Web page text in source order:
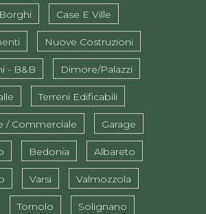
Case E Ville
Nuove Costruzioni
- B&B Dimore/Palazzi
Terreni Edificabili
/ Commerciale Garage
Bedonia Albareto
Varsi Valmozzola
Tornolo Solignano